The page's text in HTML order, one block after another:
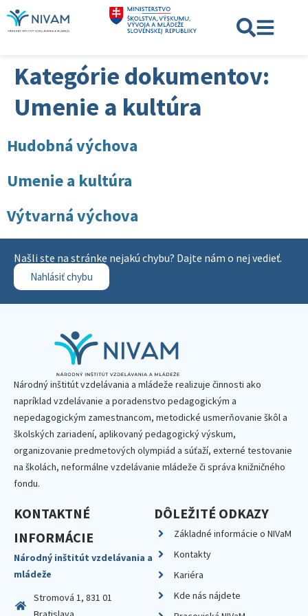
Kategórie dokumentov:
Umenie a kultúra
Hudobná výchova
Umenie a kultúra
Výtvarná výchova
Našli ste na stránke nejakú chybu? Dajte nám o nej vedieť.
Nahlásiť chybu
Národný inštitút vzdelávania a mládeže realizuje činnosti ako
napríklad vzdelávanie a poradenstvo pedagogickým a
nepedagogickým zamestnancom, metodické usmerňovanie škôl a
školských zariadení, aplikovaný pedagogický výskum,
organizovanie predmetových olympiád a súťaží, externé testovanie
na školách, neformálne vzdelávanie mládeže či správa knižničného
fondu.
KONTAKTNÉ
INFORMÁCIE
Národný inštitút vzdelávania a
mládeže
Stromová 1, 831 01
DÔLEŽITÉ ODKAZY
Základné informácie o NIVaM
Kontakty
Kariéra
Kde nás nájdete